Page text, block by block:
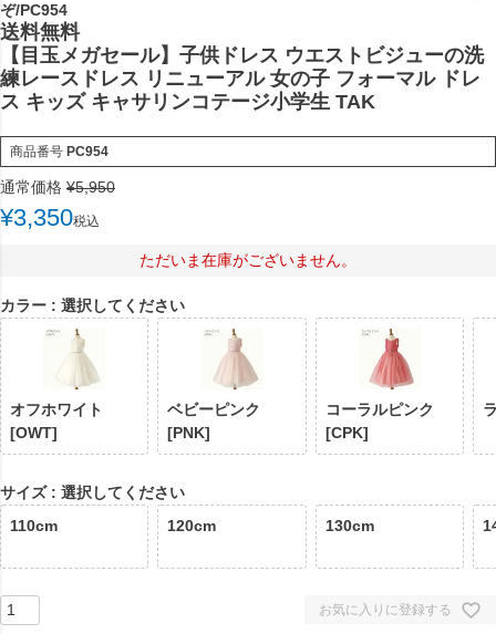
ぞ/PC954
送料無料
【目玉メガセール】子供ドレス ウエストビジューの洗
練レースドレス リニューアル 女の子 フォーマル ドレ
ス キッズ キャサリンコテージ小学生 TAK
商品番号 PC954
通常価格 ¥5,950
¥3,350税込
ただいま在庫がございません。
カラー 選択してください
オフホワイト
[OWT]
ベビーピンク
[PNK]
コーラルピンク
[CPK]
サイズ
選択してください
110cm
120cm 130cm
お気に入りに登録する